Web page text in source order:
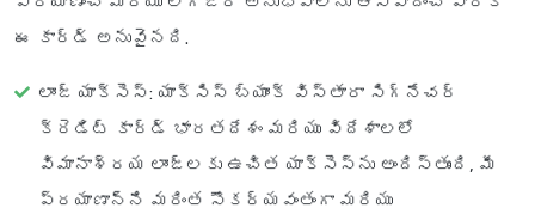
ఈ కార్డ్ అనువైనది.
లాంజ్ యాక్సెస్: యాక్సిస్ బ్యాంక్ విస్తారా సిగ్నేచర్
క్రెడిట్ కార్డ్ భారతదేశం మరియు విదేశాలలో
విమానాశ్రయ లాంజ్‌లకు ఉచిత యాక్సెస్‌ను అందిస్తుంది, మీ
ప్రయాణాన్ని మరింత సౌకర్యవంతంగా మరియు